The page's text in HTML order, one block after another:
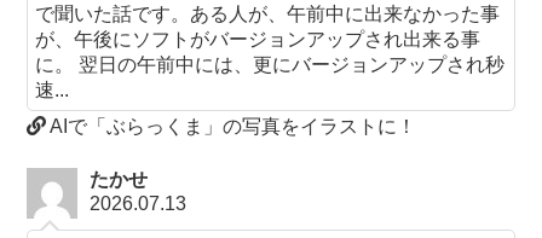
で聞いた話です。ある人が、午前中に出来なかった事
が、午後にソフトがバージョンアップされ出来る事
に。 翌日の午前中には、更にバージョンアップされ秒
速...
AIで「ぶらっくま」の写真をイラストに！
たかせ
2026.07.13